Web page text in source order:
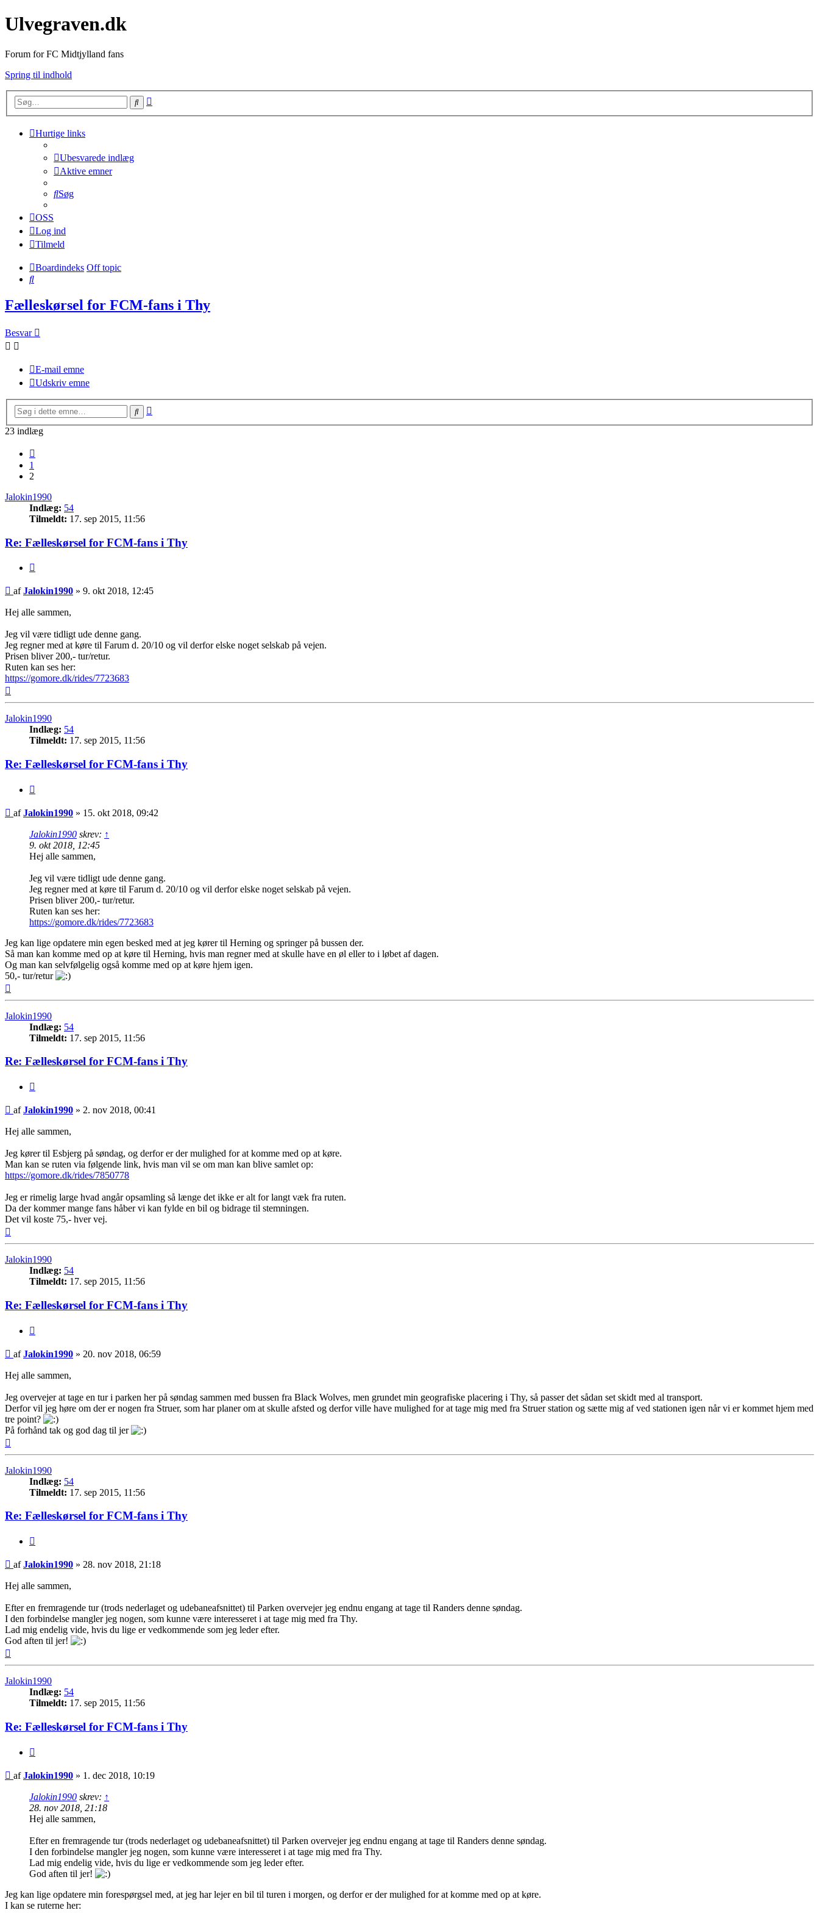
Ulvegraven.dk
Forum for FC Midtjylland fans
Spring til indhold
Søg
Hurtige links
Ubesvarede indlæg
Aktive emner
Søg
OSS
Log ind
Tilmeld
Boardindeks Off topic
Søg
Fælleskørsel for FCM-fans i Thy
Besvar
E-mail emne
Udskriv emne
Søg
23 indlæg
1
2
Jalokin1990
Indlæg: 54
Tilmeldt: 17. sep 2015, 11:56
Re: Fælleskørsel for FCM-fans i Thy
Indlæg
afJalokin1990 » 9. okt 2018, 12:45
Hej alle sammen,
Jeg vil være tidligt ude denne gang.
Jeg regner med at køre til Farum d. 20/10 og vil derfor elske noget selskab på vejen.
Prisen bliver 200,- tur/retur.
Ruten kan ses her:
https://gomore.dk/rides/7723683
Jalokin1990
Indlæg: 54
Tilmeldt: 17. sep 2015, 11:56
Re: Fælleskørsel for FCM-fans i Thy
Indlæg
afJalokin1990 » 15. okt 2018, 09:42
Jalokin1990 skrev: ↑
9. okt 2018, 12:45
Hej alle sammen,
Jeg vil være tidligt ude denne gang.
Jeg regner med at køre til Farum d. 20/10 og vil derfor elske noget selskab på vejen.
Prisen bliver 200,- tur/retur.
Ruten kan ses her:
https://gomore.dk/rides/7723683
Jeg kan lige opdatere min egen besked med at jeg kører til Herning og springer på bussen der.
Så man kan komme med op at køre til Herning, hvis man regner med at skulle have en øl eller to i løbet af dagen.
Og man kan selvfølgelig også komme med op at køre hjem igen.
50,- tur/retur
Jalokin1990
Indlæg: 54
Tilmeldt: 17. sep 2015, 11:56
Re: Fælleskørsel for FCM-fans i Thy
Indlæg
afJalokin1990 » 2. nov 2018, 00:41
Hej alle sammen,
Jeg kører til Esbjerg på søndag, og derfor er der mulighed for at komme med op at køre.
Man kan se ruten via følgende link, hvis man vil se om man kan blive samlet op:
https://gomore.dk/rides/7850778
Jeg er rimelig large hvad angår opsamling så længe det ikke er alt for langt væk fra ruten.
Da der kommer mange fans håber vi kan fylde en bil og bidrage til stemningen.
Det vil koste 75,- hver vej.
Jalokin1990
Indlæg: 54
Tilmeldt: 17. sep 2015, 11:56
Re: Fælleskørsel for FCM-fans i Thy
Indlæg
afJalokin1990 » 20. nov 2018, 06:59
Hej alle sammen,
Jeg overvejer at tage en tur i parken her på søndag sammen med bussen fra Black Wolves, men grundet min geografiske placering i Thy, så passer det sådan set skidt med al transport.
Derfor vil jeg høre om der er nogen fra Struer, som har planer om at skulle afsted og derfor ville have mulighed for at tage mig med fra Struer station og sætte mig af ved stationen igen når vi er kommet hjem med
tre point?
På forhånd tak og god dag til jer
Jalokin1990
Indlæg: 54
Tilmeldt: 17. sep 2015, 11:56
Re: Fælleskørsel for FCM-fans i Thy
Indlæg
afJalokin1990 » 28. nov 2018, 21:18
Hej alle sammen,
Efter en fremragende tur (trods nederlaget og udebaneafsnittet) til Parken overvejer jeg endnu engang at tage til Randers denne søndag.
I den forbindelse mangler jeg nogen, som kunne være interesseret i at tage mig med fra Thy.
Lad mig endelig vide, hvis du lige er vedkommende som jeg leder efter.
God aften til jer!
Jalokin1990
Indlæg: 54
Tilmeldt: 17. sep 2015, 11:56
Re: Fælleskørsel for FCM-fans i Thy
Indlæg
afJalokin1990 » 1. dec 2018, 10:19
Jalokin1990 skrev: ↑
28. nov 2018, 21:18
Hej alle sammen,
Efter en fremragende tur (trods nederlaget og udebaneafsnittet) til Parken overvejer jeg endnu engang at tage til Randers denne søndag.
I den forbindelse mangler jeg nogen, som kunne være interesseret i at tage mig med fra Thy.
Lad mig endelig vide, hvis du lige er vedkommende som jeg leder efter.
God aften til jer!
Jeg kan lige opdatere min forespørgsel med, at jeg har lejer en bil til turen i morgen, og derfor er der mulighed for at komme med op at køre.
I kan se ruterne her: